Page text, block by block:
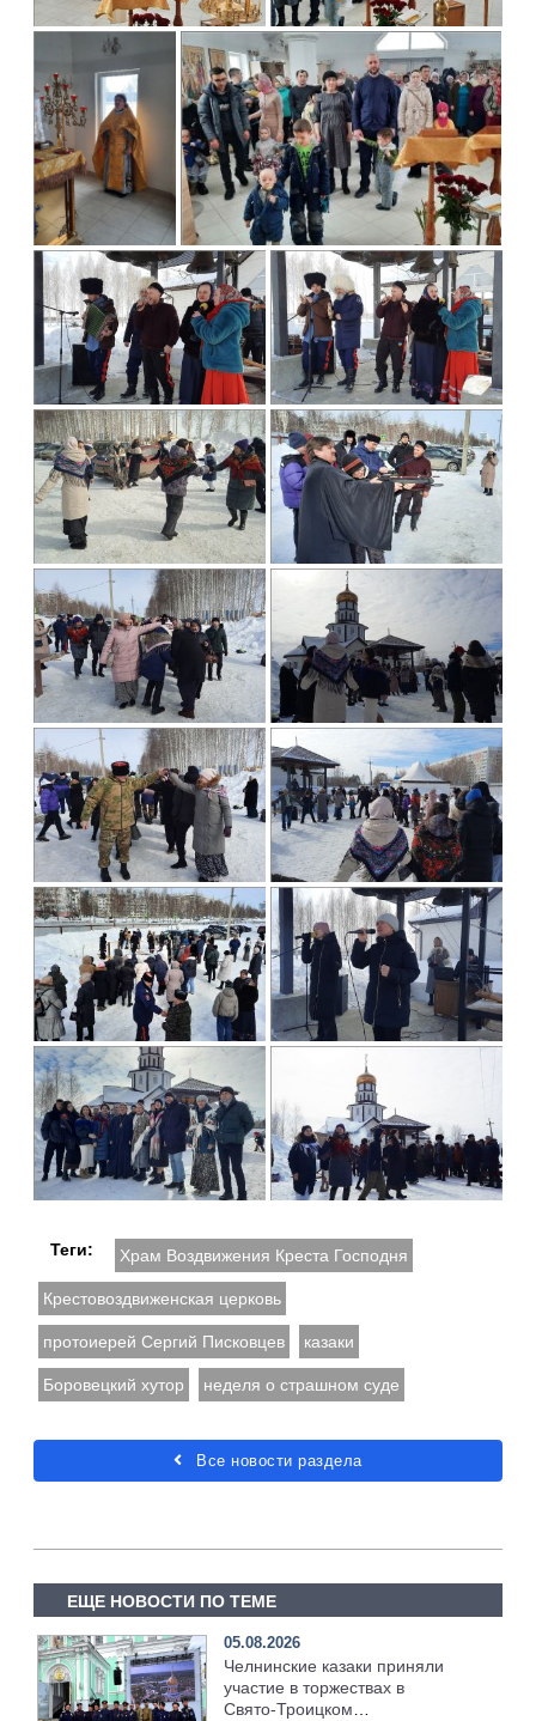
Теги: Храм Воздвижения Креста Господня
Крестовоздвиженская церковь
протоиерей Сергий Писковцев казаки
Боровецкий хутор неделя о страшном суде
Все новости раздела
ЕЩЕ НОВОСТИ ПО ТЕМЕ
05.08.2026
Челнинские казаки приняли
участие в торжествах в
Свято‑Троицком